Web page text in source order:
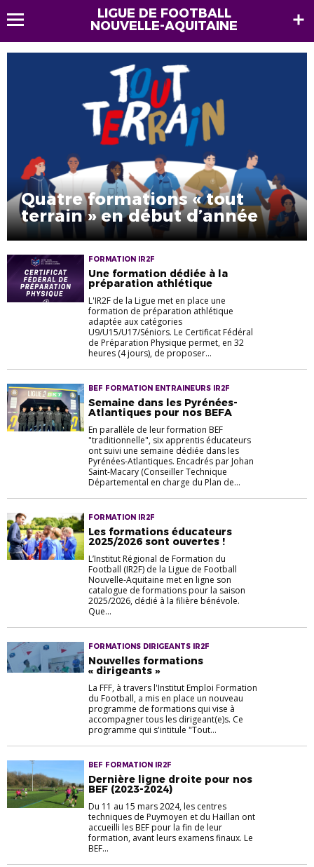
LIGUE DE FOOTBALL
NOUVELLE-AQUITAINE
Quatre formations « tout
terrain » en début d’année
FORMATION IR2F
Une formation dédiée à la
préparation athlétique
L'IR2F de la Ligue met en place une
formation de préparation athlétique
adaptée aux catégories
U9/U15/U17/Séniors. Le Certificat Fédéral
de Préparation Physique permet, en 32
heures (4 jours), de proposer...
BEF FORMATION ENTRAINEURS IR2F
Semaine dans les Pyrénées-
Atlantiques pour nos BEFA
En parallèle de leur formation BEF
"traditionnelle", six apprentis éducateurs
ont suivi une semaine dédiée dans les
Pyrénées-Atlantiques. Encadrés par Johan
Saint-Macary (Conseiller Technique
Départemental en charge du Plan de...
FORMATION IR2F
Les formations éducateurs
2025/2026 sont ouvertes !
L’Institut Régional de Formation du
Football (IR2F) de la Ligue de Football
Nouvelle-Aquitaine met en ligne son
catalogue de formations pour la saison
2025/2026, dédié à la filière bénévole.
Que...
FORMATIONS DIRIGEANTS IR2F
Nouvelles formations
« dirigeants »
La FFF, à travers l'Institut Emploi Formation
du Football, a mis en place un nouveau
programme de formations qui vise à
accompagner tous les dirigeant(e)s. Ce
programme qui s'intitule "Tout...
BEF FORMATION IR2F
Dernière ligne droite pour nos
BEF (2023-2024)
Du 11 au 15 mars 2024, les centres
techniques de Puymoyen et du Haillan ont
accueilli les BEF pour la fin de leur
formation, avant leurs examens finaux. Le
BEF...